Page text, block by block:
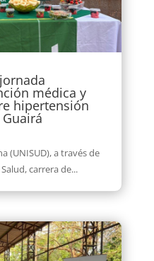
médica y
hipertensión
(UNISUD), a través de
carrera de...